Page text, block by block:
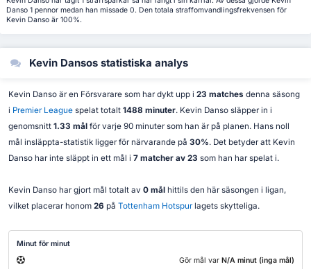
Danso 1 pennor medan han missade 0. Den totala straffomvandlingsfrekvensen för
Kevin Danso är 100%.
Kevin Dansos statistiska analys
Kevin Danso är en Försvarare som har dykt upp i 23 matches denna säsong
i Premier Leaguespelat totalt 1488 minuter. Kevin Danso släpper in i
genomsnitt 1.33 mål för varje 90 minuter som han är på planen. Hans noll
mål insläppta-statistik ligger för närvarande på 30%. Det betyder att Kevin
Danso har inte släppt in ett mål i 7 matcher av 23 som han har spelat i.
Kevin Danso har gjort mål totalt av 0 mål hittils den här säsongen i ligan,
vilket placerar honom 26 på Tottenham Hotspurlagets skytteliga.
Minut för minut
Gör mål var N/A minut (inga mål)